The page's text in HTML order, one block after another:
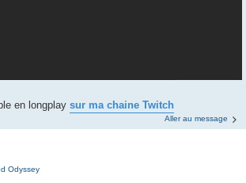
en longplay sur ma chaine Twitch
Aller au message
Odyssey